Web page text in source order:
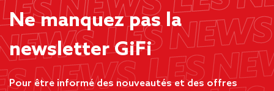
Ne manquez pas la
newsletter GiFi
Pour être informé des nouveautés et des offres